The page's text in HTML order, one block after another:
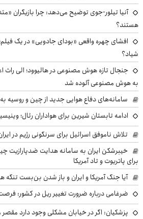
آنیا تیلور-جوی توضیح می‌دهد: چرا بازیگران
هستند؟
افشای چهره واقعی «بودای جادویی» در یک
شیاد؟
جنجال تازه هوش مصنوعی در هالیوود؛ الی
به هوش مصنوعی آلوده شد
سامانه‌های دفاع هوایی جدید از چین و روسیه
ادامه تابستان شیرین برای هواداران رئال؛
تلاش ناموفق اسرائیل برای سرنگونی رژیم در
خیبرشکن ایران به سامانه هدایت
برای پاتریوت و تاد آمریکا
آیا جنگ آمریکا و ایران و باز شدن بن‌بست
ضرغامی درباره ضرورت تغییر ریل در کشور:
پزشکیان: اگر در خیابان مشکلی وجود دارد